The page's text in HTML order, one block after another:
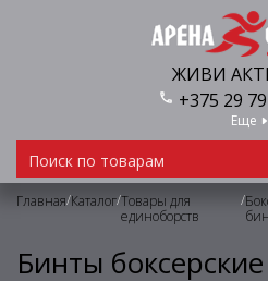
ЖИВИ
+375 29
Еще
Главная/Каталог/Товары для
единоборств
/
Бинты